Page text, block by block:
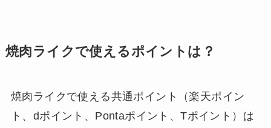
焼肉ライクで使えるポイントは？
焼肉ライクで使える共通ポイント（楽天ポイン
ト、dポイント、Pontaポイント、Tポイント）は